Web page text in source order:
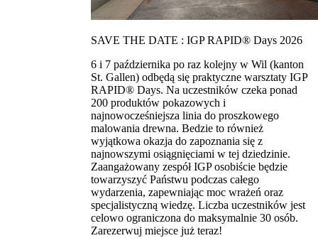
SAVE THE DATE : IGP RAPID® Days 2026
6 i 7 października po raz kolejny w Wil (kanton
St. Gallen) odbędą się praktyczne warsztaty IGP
RAPID® Days. Na uczestników czeka ponad
200 produktów pokazowych i
najnowocześniejsza linia do proszkowego
malowania drewna. Bedzie to również
wyjątkowa okazja do zapoznania się z
najnowszymi osiągnięciami w tej dziedzinie.
Zaangażowany zespół IGP osobiście będzie
towarzyszyć Państwu podczas całego
wydarzenia, zapewniając moc wrażeń oraz
specjalistyczną wiedzę. Liczba uczestników jest
celowo ograniczona do maksymalnie 30 osób.
Zarezerwuj miejsce już teraz!